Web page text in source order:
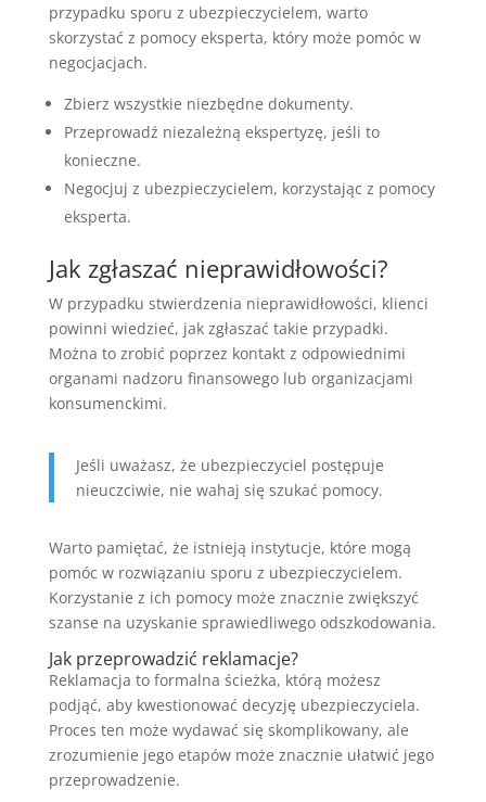
przypadku sporu z ubezpieczycielem, warto
skorzystać z pomocy eksperta, który może pomóc w
negocjacjach.
Zbierz wszystkie niezbędne dokumenty.
Przeprowadź niezależną ekspertyzę, jeśli to
konieczne.
Negocjuj z ubezpieczycielem, korzystając z pomocy
eksperta.
Jak zgłaszać nieprawidłowości?
W przypadku stwierdzenia nieprawidłowości, klienci
powinni wiedzieć, jak zgłaszać takie przypadki.
Można to zrobić poprzez kontakt z odpowiednimi
organami nadzoru finansowego lub organizacjami
konsumenckimi.
Jeśli uważasz, że ubezpieczyciel postępuje
nieuczciwie, nie wahaj się szukać pomocy.
Warto pamiętać, że istnieją instytucje, które mogą
pomóc w rozwiązaniu sporu z ubezpieczycielem.
Korzystanie z ich pomocy może znacznie zwiększyć
szanse na uzyskanie sprawiedliwego odszkodowania.
Jak przeprowadzić reklamacje?
Reklamacja to formalna ścieżka, którą możesz
podjąć, aby kwestionować decyzję ubezpieczyciela.
Proces ten może wydawać się skomplikowany, ale
zrozumienie jego etapów może znacznie ułatwić jego
przeprowadzenie.